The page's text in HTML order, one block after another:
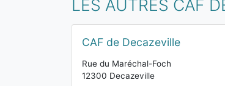
LES AUTRES CAF
CAF de Decazeville
Rue du Maréchal-Foch
12300 Decazeville